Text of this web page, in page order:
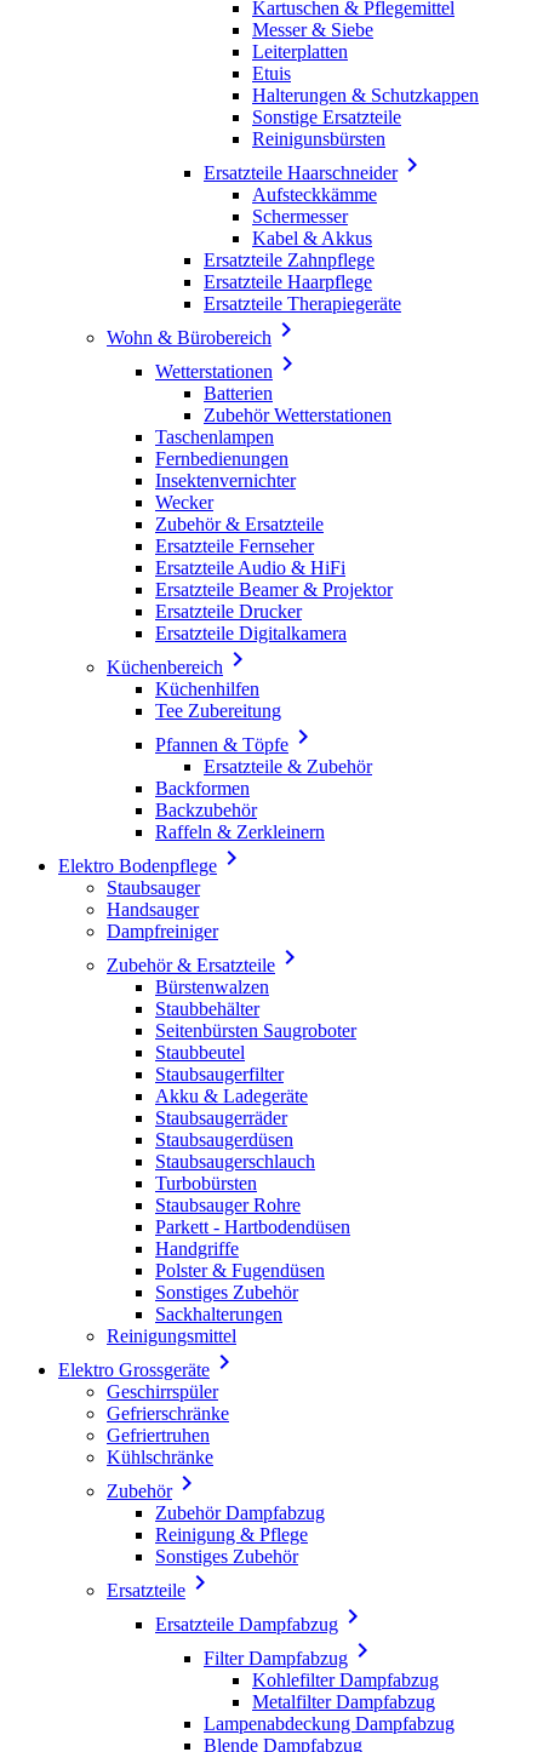
Kartuschen & Pflegemittel
Messer & Siebe
Leiterplatten
Etuis
Halterungen & Schutzkappen
Sonstige Ersatzteile
Reinigunsbürsten
Ersatzteile Haarschneider
Aufsteckkämme
Schermesser
Kabel & Akkus
Ersatzteile Zahnpflege
Ersatzteile Haarpflege
Ersatzteile Therapiegeräte
Wohn & Bürobereich 
Wetterstationen 
Batterien
Zubehör Wetterstationen
Taschenlampen
Fernbedienungen
Insektenvernichter
Wecker
Zubehör & Ersatzteile
Ersatzteile Fernseher
Ersatzteile Audio & HiFi
Ersatzteile Beamer & Projektor
Ersatzteile Drucker
Ersatzteile Digitalkamera
Küchenbereich 
Küchenhilfen
Tee Zubereitung
Pfannen & Töpfe 
Ersatzteile & Zubehör
Backformen
Backzubehör
Raffeln & Zerkleinern
Elektro Bodenpflege 
Staubsauger
Handsauger
Dampfreiniger
Zubehör & Ersatzteile 
Bürstenwalzen
Staubbehälter
Seitenbürsten Saugroboter
Staubbeutel
Staubsaugerfilter
Akku & Ladegeräte
Staubsaugerräder
Staubsaugerdüsen
Staubsaugerschlauch
Turbobürsten
Staubsauger Rohre
Parkett - Hartbodendüsen
Handgriffe
Polster & Fugendüsen
Sonstiges Zubehör
Sackhalterungen
Reinigungsmittel
Elektro Grossgeräte 
Geschirrspüler
Gefrierschränke
Gefriertruhen
Kühlschränke
Zubehör
Zubehör Dampfabzug
Reinigung & Pflege
Sonstiges Zubehör
Ersatzteile 
Ersatzteile Dampfabzug 
Filter Dampfabzug 
Kohlefilter Dampfabzug
Metalfilter Dampfabzug
Lampenabdeckung Dampfabzug
Blende Dampfabzug